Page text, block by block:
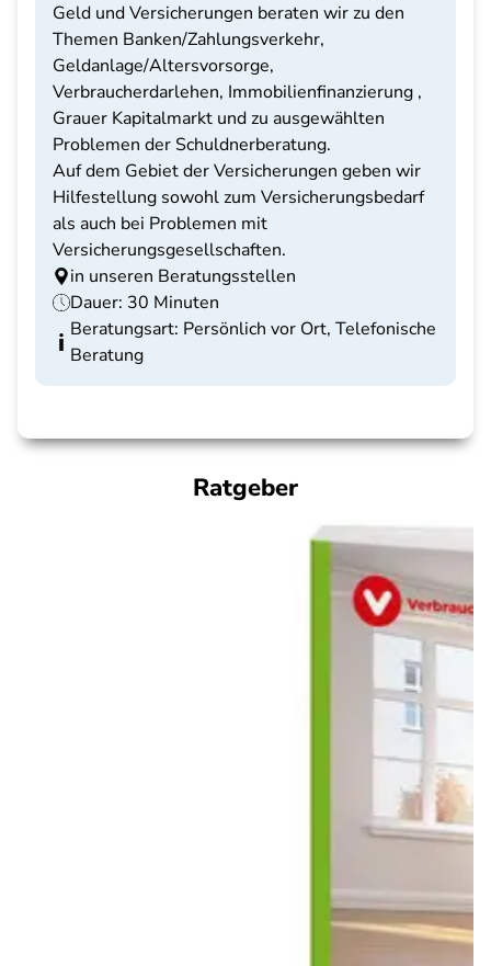
Geld und Versicherungen beraten wir zu den
Themen Banken/Zahlungsverkehr,
Geldanlage/Altersvorsorge,
Verbraucherdarlehen, Immobilienfinanzierung ,
Grauer Kapitalmarkt und zu ausgewählten
Problemen der Schuldnerberatung.
Auf dem Gebiet der Versicherungen geben wir
Hilfestellung sowohl zum Versicherungsbedarf
als auch bei Problemen mit
Versicherungsgesellschaften.
in unseren Beratungsstellen
Dauer: 30 Minuten
Beratungsart: Persönlich vor Ort, Telefonische
Beratung
Ratgeber